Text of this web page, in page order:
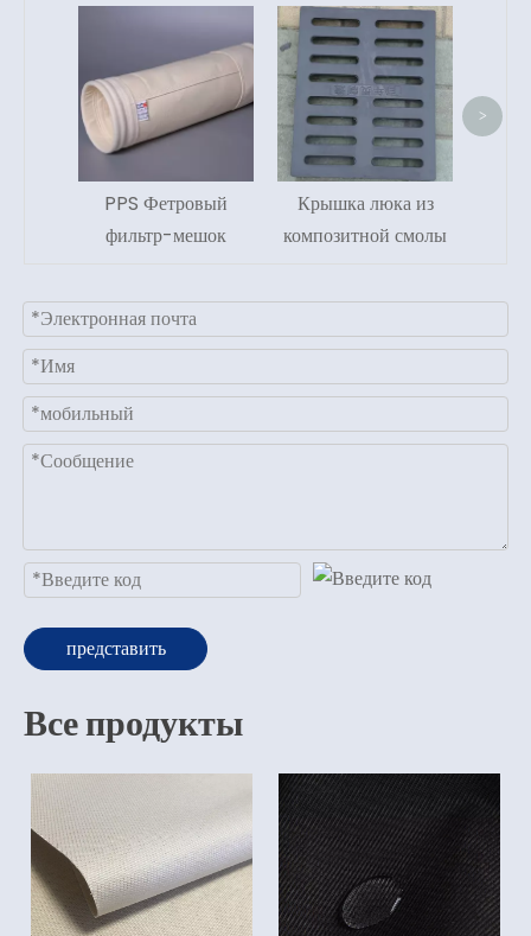
PPS Фетровый
фильтр-мешок
Крышка люка из
композитной смолы
>
представить
Все продукты